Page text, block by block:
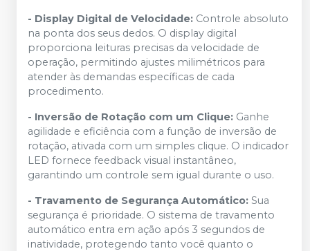
- Display Digital de Velocidade: Controle absoluto
na ponta dos seus dedos. O display digital
proporciona leituras precisas da velocidade de
operação, permitindo ajustes milimétricos para
atender às demandas específicas de cada
procedimento.
- Inversão de Rotação com um Clique: Ganhe
agilidade e eficiência com a função de inversão de
rotação, ativada com um simples clique. O indicador
LED fornece feedback visual instantâneo,
garantindo um controle sem igual durante o uso.
- Travamento de Segurança Automático: Sua
segurança é prioridade. O sistema de travamento
automático entra em ação após 3 segundos de
inatividade, protegendo tanto você quanto o